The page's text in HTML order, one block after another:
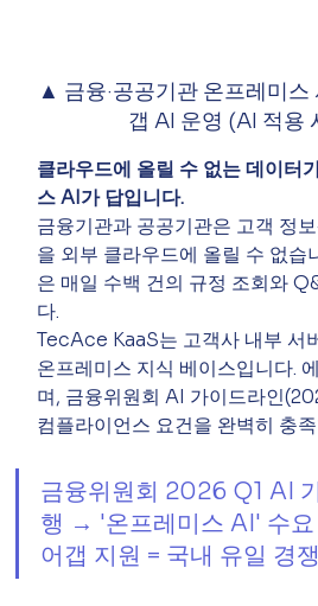
▲ 금융·공공기관 온프레미스
갭 AI 운영 (AI 적용
클라우드에 올릴 수 없는 데이터
스 AI가 답입니다.
금융기관과 공공기관은 고객 정보
을 외부 클라우드에 올릴 수 없습
은 매일 수백 건의 규정 조회와
다.
TecAce KaaS는 고객사 내부 서
온프레미스 지식 베이스입니다.
며, 금융위원회 AI 가이드라인
컴플라이언스 요건을 완벽히 충
금융위원회 2026 Q1 AI
행 → '온프레미스 AI' 수요
어갭 지원 = 국내 유일 경